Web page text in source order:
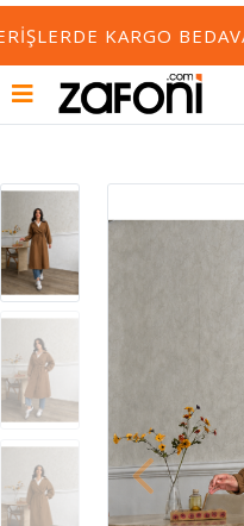
KARGO BEDAVA